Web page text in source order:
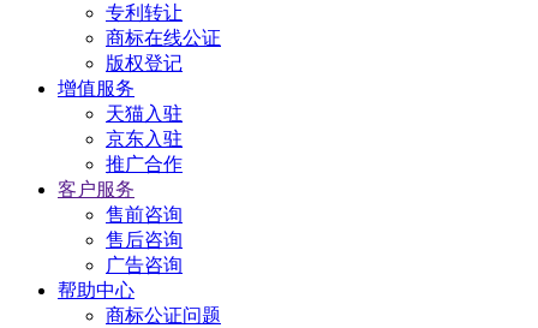
专利转让
商标在线公证
版权登记
增值服务
天猫入驻
京东入驻
推广合作
客户服务
售前咨询
售后咨询
广告咨询
帮助中心
商标公证问题